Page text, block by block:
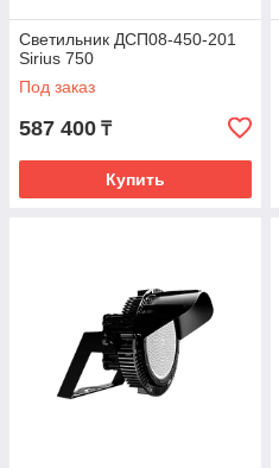
Светильник ДСП08-450-201
Sirius 750
Под заказ
587 400 ₸
Купить